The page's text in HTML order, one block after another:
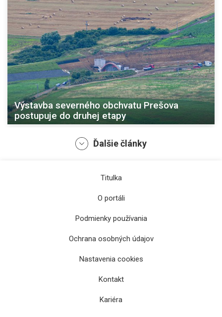
Výstavba severného obchvatu Prešova
postupuje do druhej etapy
Župan Rastislav Trnka: Za osem rokov
vzrástla cena asfaltu a jeho pokládka
Ďalšie články
Titulka
O portáli
Podmienky používania
Ochrana osobných údajov
Nastavenia cookies
Kontakt
Kariéra